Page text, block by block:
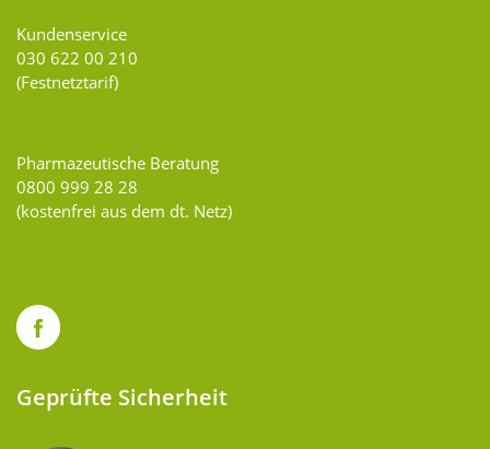
Kundenservice
030 622 00 210
(Festnetztarif)
Pharmazeutische Beratung
0800 999 28 28
(kostenfrei aus dem dt. Netz)
Geprüfte Sicherheit